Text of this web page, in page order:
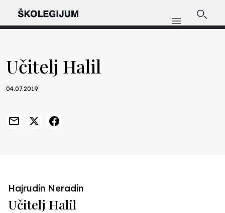
Učitelj Halil
04.07.2019
Hajrudin Neradin
Učitelj Halil